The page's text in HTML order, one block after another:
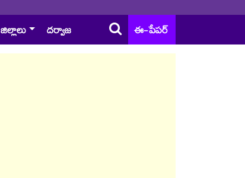
జిల్లాలు దర్వాజ ఈ-పేపర్